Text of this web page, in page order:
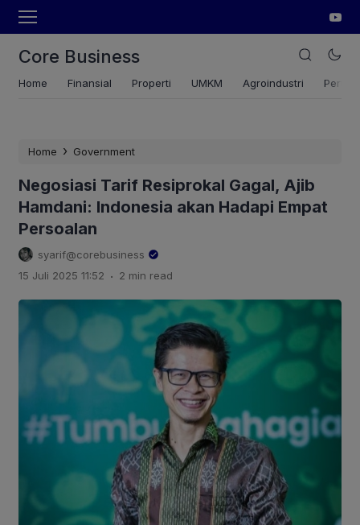
Core Business
Home Finansial Properti UMKM Agroindustri
Home › Government
Negosiasi Tarif Resiprokal Gagal, Ajib
Hamdani: Indonesia akan Hadapi Empat
Persoalan
syarif@corebusiness
15 Juli 2025 11:52 . 2 min read